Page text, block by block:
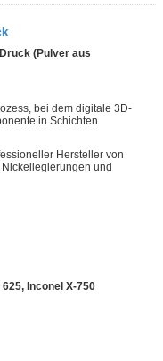
(Pulver aus
bei dem digitale 3D-
in Schichten
Hersteller von
und
Inconel X-750